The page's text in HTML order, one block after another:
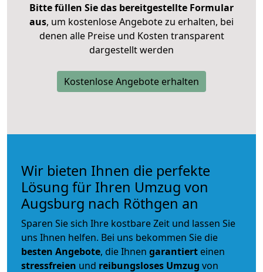
Bitte füllen Sie das bereitgestellte Formular
aus, um kostenlose Angebote zu erhalten, bei
denen alle Preise und Kosten transparent
dargestellt werden
Kostenlose Angebote erhalten
Wir bieten Ihnen die perfekte
Lösung für Ihren Umzug von
Augsburg nach Röthgen an
Sparen Sie sich Ihre kostbare Zeit und lassen Sie
uns Ihnen helfen. Bei uns bekommen Sie die
besten Angebote, die Ihnen garantiert einen
stressfreien und reibungsloses Umzug von